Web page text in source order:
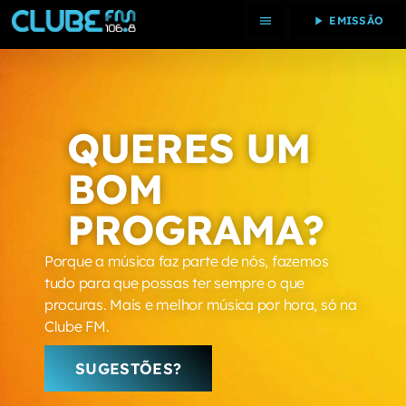
menu play_arrow EMISSÃO
close
PROGRAMAS
PASSOU
20 MAIS
PODCAST
DESTAQUES
PASSATEMPOS
QUERES UM
BOM
PROGRAMA?
Porque a música faz parte de nós, fazemos
tudo para que possas ter sempre o que
procuras. Mais e melhor música por hora, só na
Clube FM.
SUGESTÕES?